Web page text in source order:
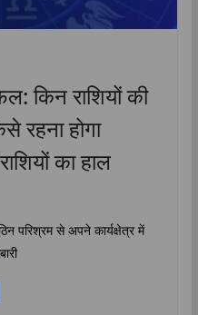
किन राशियों की
रहना होगा
का हाल
परिश्रम से अपने कार्यक्षेत्र में